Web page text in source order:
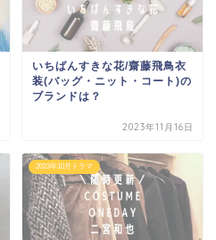
いちばんすきな花/齋藤飛鳥衣
装(バッグ・ニット・コート)の
ブランドは？
2023年11月16日
2023年10月ドラマ